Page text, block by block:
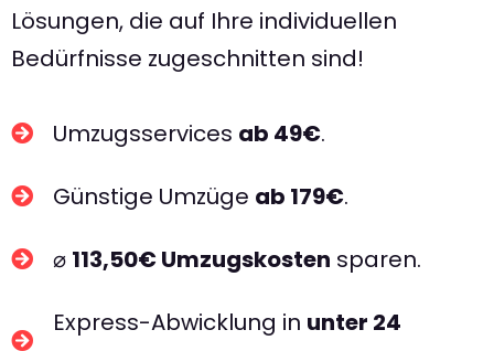
Lösungen, die auf Ihre individuellen
Bedürfnisse zugeschnitten sind!
Umzugsservices ab 49€.
Günstige Umzüge ab 179€.
⌀ 113,50€ Umzugskosten sparen.
Express-Abwicklung in unter 24